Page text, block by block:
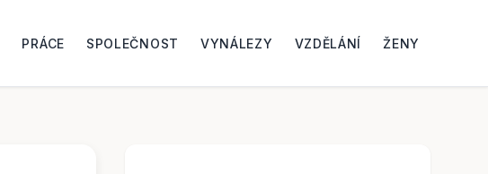
PRÁCE SPOLEČNOST VYNÁLEZY VZDĚLÁNÍ ŽENY